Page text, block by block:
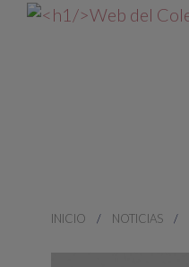
INICIO NOTICIAS